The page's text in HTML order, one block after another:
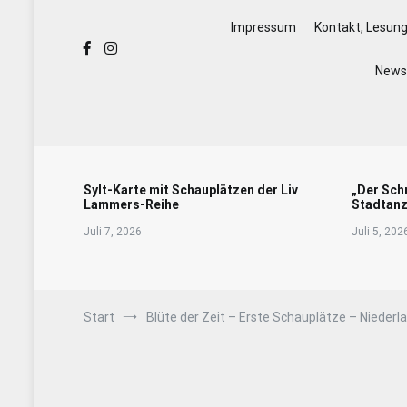
Impressum Kontakt,
Sylt-Karte mit Schauplätzen der Liv
Lammers-Reihe
Juli 7, 2026
„Der
Juli 5,
Start Blüte der Zeit – Erste Schauplätze –